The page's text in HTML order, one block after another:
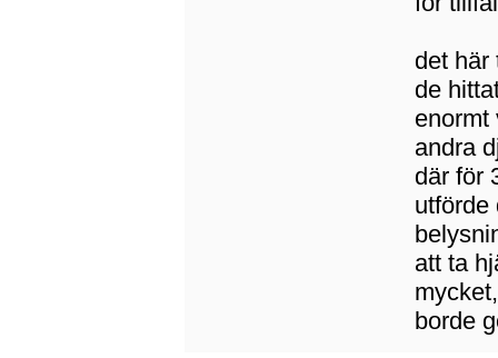
det här
de
enormt
andra
där för
utförde
att ta
borde